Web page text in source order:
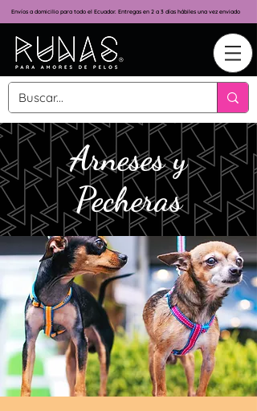
Envíos a domicilio para todo el Ecuador. Entregas en 2 a 3 días hábiles una vez enviado
Arneses y
Pecheras